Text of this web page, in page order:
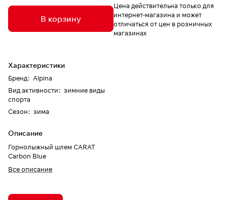
В корзину
Характеристики
Бренд: Alpina
Вид активности: зимние виды
спорта
Сезон: зима
Описание
Горнолыжный шлем CARAT
Carbon Blue
Все описание
Цена действительна только для
интернет-магазина и может
отличаться от цен в розничных
магазинах